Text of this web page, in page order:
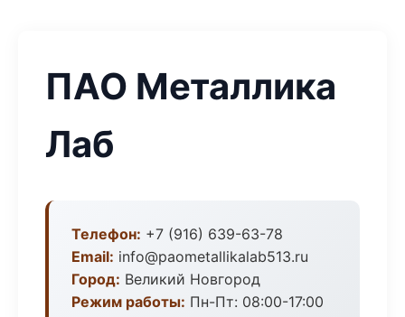
ПАО Металлика
Лаб
Телефон: +7 (916) 639-63-78
Email: info@paometallikalab513.ru
Город: Великий Новгород
Режим работы: Пн-Пт: 08:00-17:00